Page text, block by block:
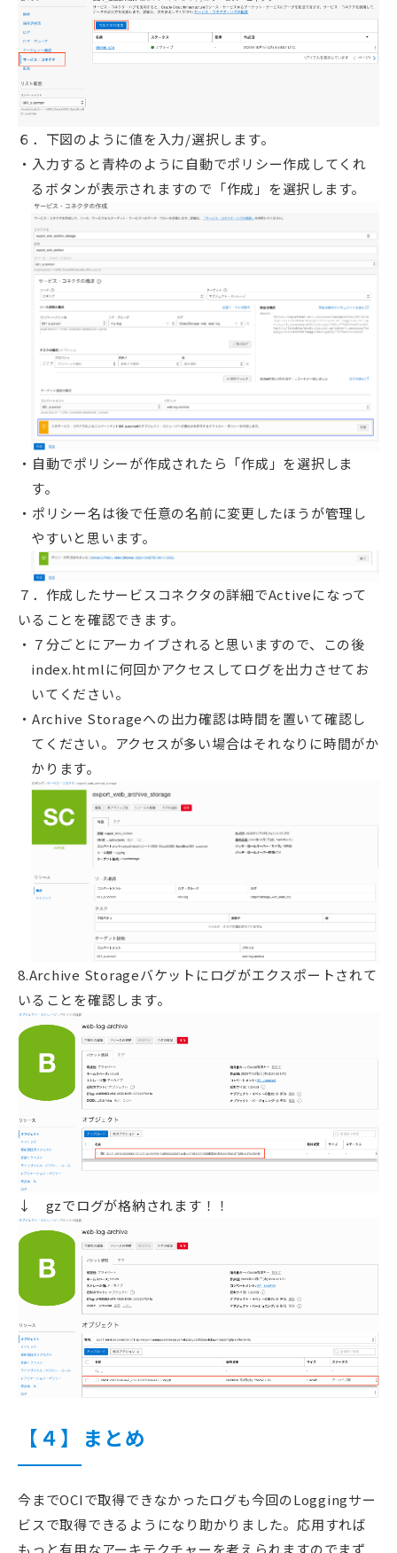
６．下図のように値を入力/選択します。
入力すると青枠のように自動でポリシー作成してくれ
るボタンが表示されますので「作成」を選択します。
自動でポリシーが作成されたら「作成」を選択しま
す。
ポリシー名は後で任意の名前に変更したほうが管理し
やすいと思います。
７．作成したサービスコネクタの詳細でActiveになって
いることを確認できます。
７分ごとにアーカイブされると思いますので、この後
index.htmlに何回かアクセスしてログを出力させてお
いてください。
Archive Storageへの出力確認は時間を置いて確認し
てください。アクセスが多い場合はそれなりに時間がか
かります。
8.Archive Storageバケットにログがエクスポートされて
いることを確認します。
↓ gzでログが格納されます！！
【４】まとめ
今までOCIで取得できなかったログも今回のLoggingサー
ビスで取得できるようになり助かりました。応用すれば
もっと有用なアーキテクチャーを考えられますのでまず